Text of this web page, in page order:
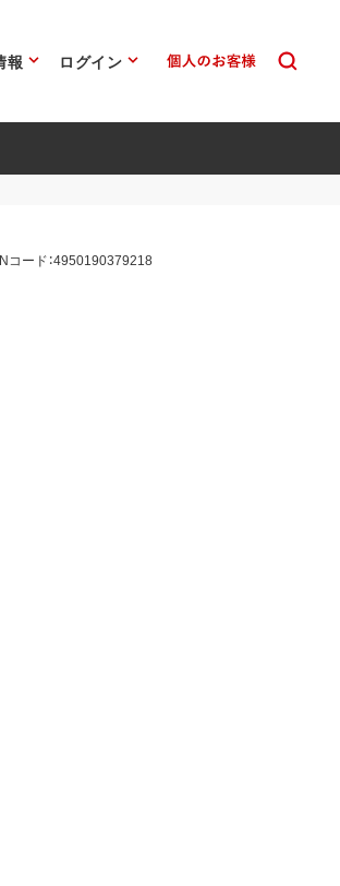
報 ログイン
コード：4950190379218